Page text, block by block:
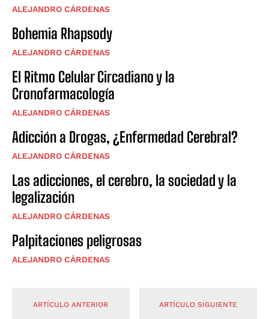
ALEJANDRO CÁRDENAS
Bohemia Rhapsody
ALEJANDRO CÁRDENAS
El Ritmo Celular Circadiano y la
Cronofarmacología
ALEJANDRO CÁRDENAS
Adicción a Drogas, ¿Enfermedad Cerebral?
ALEJANDRO CÁRDENAS
Las adicciones, el cerebro, la sociedad y la
legalización
ALEJANDRO CÁRDENAS
Palpitaciones peligrosas
ALEJANDRO CÁRDENAS
ARTÍCULO ANTERIOR ARTÍCULO SIGUIENTE